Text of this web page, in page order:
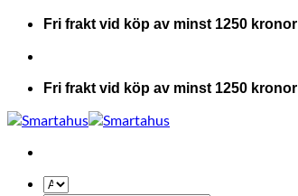
Skip
content
Fri frakt vid köp av minst 1250 kronor
Fri frakt vid köp av minst 1250 kronor